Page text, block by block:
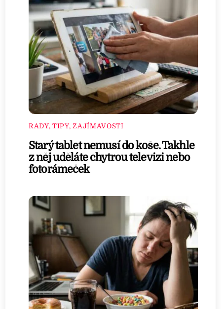
RADY, TIPY, ZAJÍMAVOSTI
Starý tablet nemusí do koše. Takhle
z něj uděláte chytrou televizi nebo
fotorámeček